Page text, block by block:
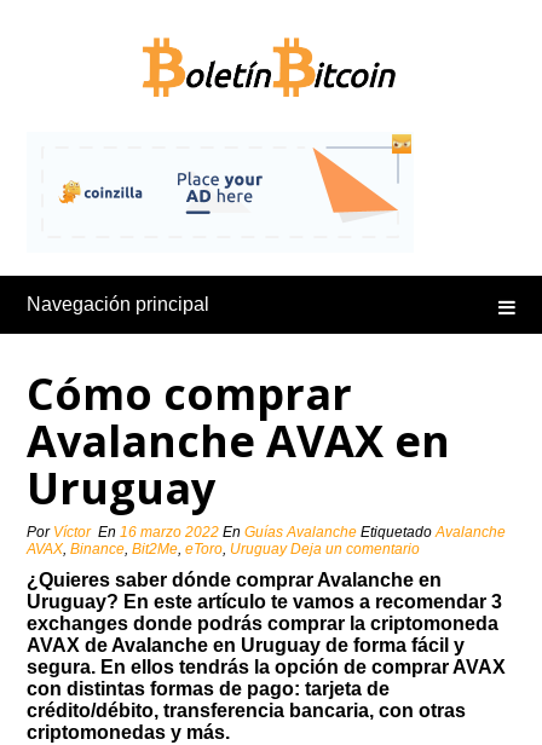
Navegación principal
Cómo comprar
Avalanche AVAX en
Uruguay
Por Víctor En16 marzo 2022 EnGuías Avalanche EtiquetadoAvalanche
AVAX,Binance,Bit2Me,eToro, Uruguay Deja un comentario
¿Quieres saber dónde comprar Avalanche en
Uruguay? En este artículo te vamos a recomendar 3
exchanges donde podrás comprar la criptomoneda
AVAX de Avalanche en Uruguay de forma fácil y
segura. En ellos tendrás la opción de comprar AVAX
con distintas formas de pago: tarjeta de
crédito/débito, transferencia bancaria, con otras
criptomonedas y más.